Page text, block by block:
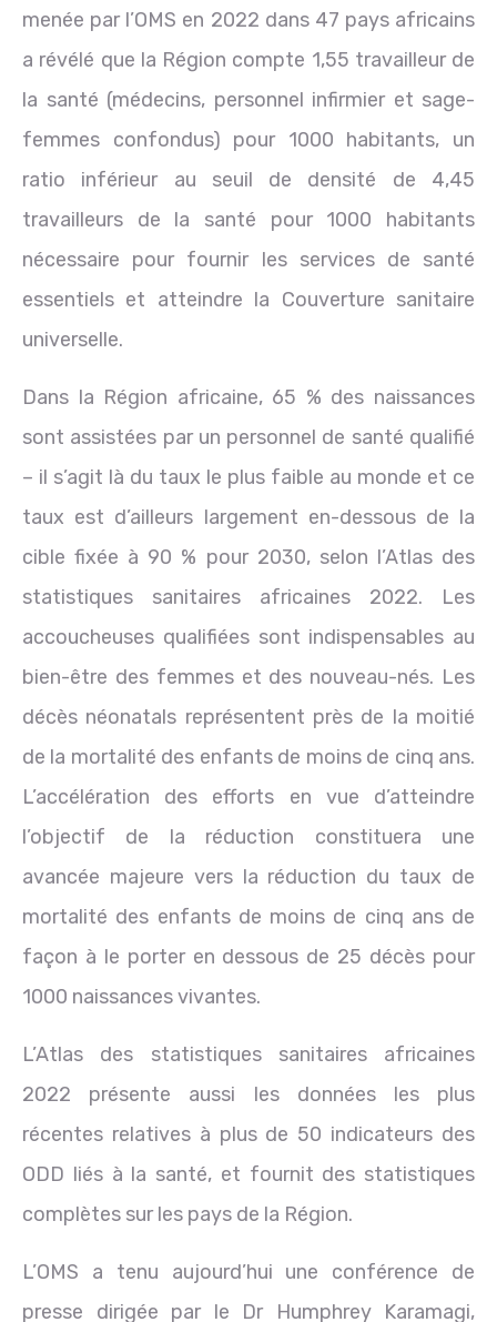
menée par l’OMS en 2022 dans 47 pays africains
a révélé que la Région compte 1,55 travailleur de
la santé (médecins, personnel infirmier et sage-
femmes confondus) pour 1000 habitants, un
ratio inférieur au seuil de densité de 4,45
travailleurs de la santé pour 1000 habitants
nécessaire pour fournir les services de santé
essentiels et atteindre la Couverture sanitaire
universelle.
Dans la Région africaine, 65 % des naissances
sont assistées par un personnel de santé qualifié
– il s’agit là du taux le plus faible au monde et ce
taux est d’ailleurs largement en-dessous de la
cible fixée à 90 % pour 2030, selon l’Atlas des
statistiques sanitaires africaines 2022. Les
accoucheuses qualifiées sont indispensables au
bien-être des femmes et des nouveau-nés. Les
décès néonatals représentent près de la moitié
de la mortalité des enfants de moins de cinq ans.
L’accélération des efforts en vue d’atteindre
l’objectif de la réduction constituera une
avancée majeure vers la réduction du taux de
mortalité des enfants de moins de cinq ans de
façon à le porter en dessous de 25 décès pour
1000 naissances vivantes.
L’Atlas des statistiques sanitaires africaines
2022 présente aussi les données les plus
récentes relatives à plus de 50 indicateurs des
ODD liés à la santé, et fournit des statistiques
complètes sur les pays de la Région.
L’OMS a tenu aujourd’hui une conférence de
presse dirigée par le Dr Humphrey Karamagi,